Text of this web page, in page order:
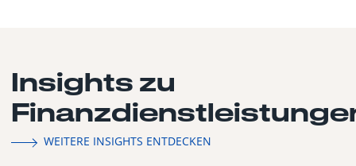
Insights zu
WEITERE INSIGHTS ENTDECKEN